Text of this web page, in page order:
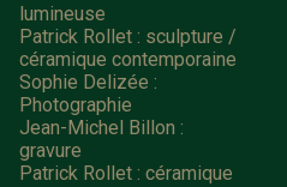
lumineuse
Patrick Rollet : sculpture /
céramique contemporaine
Sophie Delizée :
Photographie
Jean-Michel Billon :
gravure
Patrick Rollet : céramique